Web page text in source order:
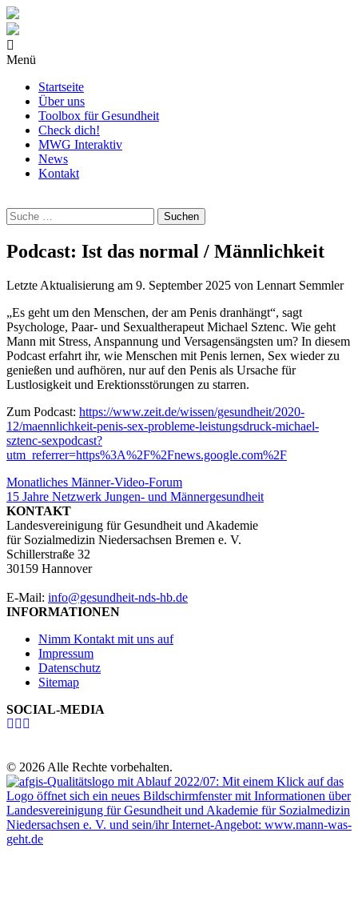
Menü
Startseite
Über uns
Toolbox für Gesundheit
Check dich!
MWG Interaktiv
News
Kontakt
suchst
Du?
Podcast: Ist das normal / Männlichkeit
Letzte Aktualisierung am 9. September 2025 von Lennart Semmler
„Es geht um den Menschen, der am Penis dranhängt“, sagt
Psychologe, Paar- und Sexualtherapeut Michael Sztenc. Wie geht
Mann mit Stress, Anspannung und Versagensängsten um? In diesem
Podcast erfahrt ihr, wie Menschen mit Penis lernen, Sex wieder zu
genießen und aufhören, nur auf den Penis als Ursache für
Lustlosigkeit und Erektionsstörungen zu starren.
Zum Podcast: https://www.zeit.de/wissen/gesundheit/2020-
12/maennlichkeit-penis-sex-probleme-leistungsdruck-michael-
sztenc-sexpodcast?
utm_referrer=https%3A%2F%2Fnews.google.com%2F
Beitragsnavigation
Monatliches Männer-Video-Forum
15 Jahre Netzwerk Jungen- und Männergesundheit
KONTAKT
Landesvereinigung für Gesundheit und Akademie
für Sozialmedizin Niedersachsen Bremen e. V.
Schillerstraße 32
30159 Hannover
E-Mail: info@gesundheit-nds-hb.de
INFORMATIONEN
Nimm Kontakt mit uns auf
Impressum
Datenschutz
Sitemap
SOCIAL-MEDIA
© 2026 Alle Rechte vorbehalten.